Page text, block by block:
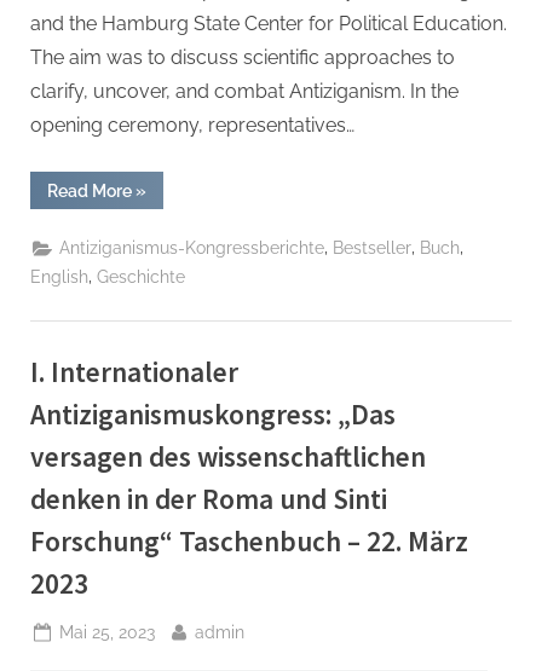
and the Hamburg State Center for Political Education.
The aim was to discuss scientific approaches to
clarify, uncover, and combat Antiziganism. In the
opening ceremony, representatives…
Read More“II.
International
/
Antigypsyism
Congress:
and
22.
2023”
»
Antiziganismus-Kongressberichte, Bestseller, Buch,
English, Geschichte
I. Internationaler
Antiziganismuskongress: „Das
versagen des wissenschaftlichen
denken in der Roma und Sinti
Forschung“ Taschenbuch – 22. März
2023
Posted
Mai 25, 2023 By
admin